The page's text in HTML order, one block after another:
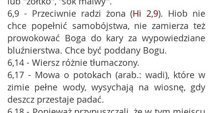
6,9 - Przeciwnie radzi żona (Hi 2,9). Hiob nie
chce popełnić samobójstwa, nie zamierza też
prowokować Boga do kary za wypowiedziane
bluźnierstwa. Chce być poddany Bogu.
6,14 - Wiersz różnie tłumaczony.
6,17 - Mowa o potokach (arab.: wadi), które w
zimie pełne wody, wysychają na wiosnę, gdy
deszcz przestaje padać.